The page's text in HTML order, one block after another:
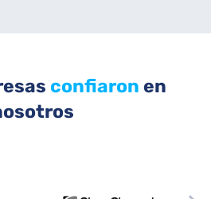
confiaron en